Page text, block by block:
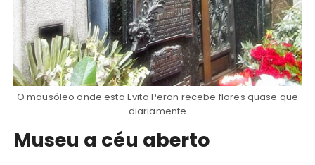
O mausóleo onde esta Evita Peron recebe flores quase que
diariamente
Museu a céu aberto